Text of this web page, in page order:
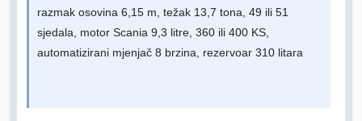
razmak osovina 6,15 m, težak 13,7 tona, 49 ili 51
sjedala, motor Scania 9,3 litre, 360 ili 400 KS,
automatizirani mjenjač 8 brzina, rezervoar 310 litara